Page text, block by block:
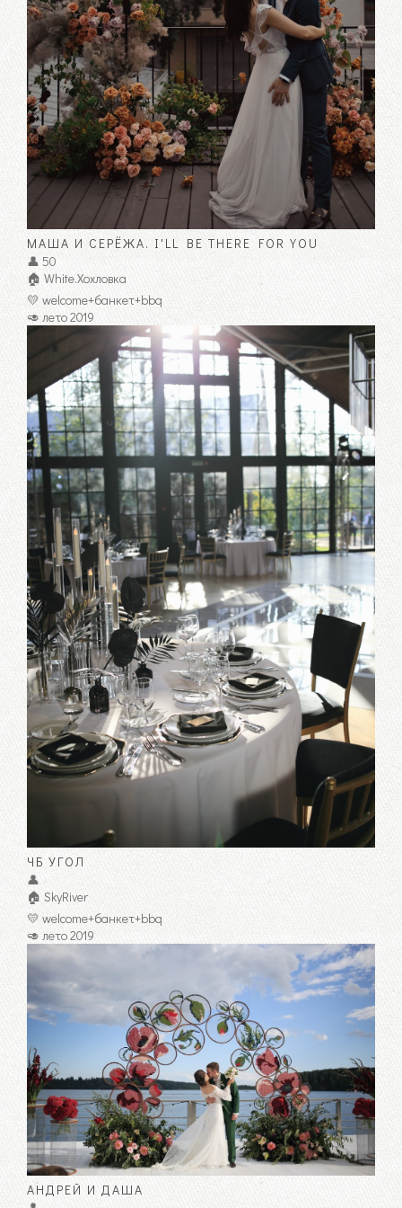
МАША И СЕРЁЖА. I'LL BE THERE FOR YOU
👤 50
🏠 White.Хохловка
💛 welcome+банкет+bbq
🥑 лето 2019
ЧБ УГОЛ
👤
🏠 SkyRiver
💛 welcome+банкет+bbq
🥑 лето 2019
АНДРЕЙ И ДАША